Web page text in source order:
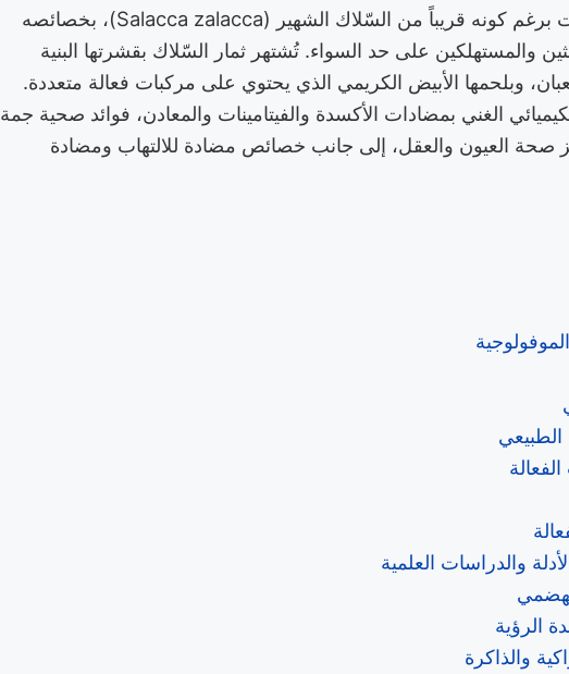
وماليزيا شبه الجزيرة. يتميز هذا النبات برغم كونه قريباً من السّلاك الشهير (Salacca zalacca)، بخصائصه
والمستهلكين على حد السواء. تُشتهر ثمار السّلاك بقشرتها البنية
وبلحمها الأبيض الكريمي الذي يحتوي على مركبات فعالة متعددة.
الغني بمضادات الأكسدة والفيتامينات والمعادن، فوائد صحية جمة
صحة العيون والعقل، إلى جانب خصائص مضادة للالتهاب ومضادة
الطبيعي
والدراسات العلمية
الرؤية
والذاكرة